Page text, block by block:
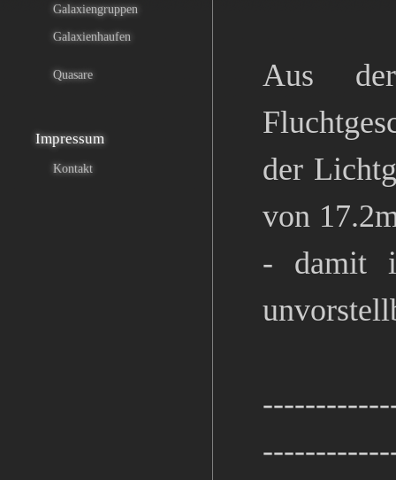
Galaxiengruppen
Galaxienhaufen
Quasare
Impressum
Kontakt
Aus
der
von
- damit